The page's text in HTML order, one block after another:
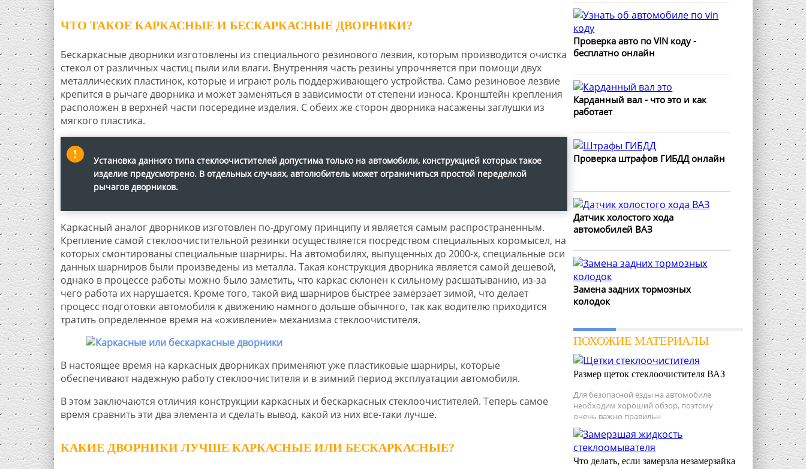
ЧТО ТАКОЕ КАРКАСНЫЕ И БЕСКАРКАСНЫЕ ДВОРНИКИ?
Бескаркасные дворники изготовлены из специального резинового лезвия, которым производится очистка
стекол от различных частиц пыли или влаги. Внутренняя часть резины упрочняется при помощи двух
металлических пластинок, которые и играют роль поддерживающего устройства. Само резиновое лезвие
крепится в рычаге дворника и может заменяться в зависимости от степени износа. Кронштейн крепления
расположен в верхней части посередине изделия. С обеих же сторон дворника насажены заглушки из
мягкого пластика.
Установка данного типа стеклоочистителей допустима только на автомобили, конструкцией которых такое
изделие предусмотрено. В отдельных случаях, автолюбитель может ограничиться простой переделкой
рычагов дворников.
Каркасный аналог дворников изготовлен по-другому принципу и является самым распространенным.
Крепление самой стеклоочистительной резинки осуществляется посредством специальных коромысел, на
которых смонтированы специальные шарниры. На автомобилях, выпущенных до 2000-х, специальные оси
данных шарниров были произведены из металла. Такая конструкция дворника является самой дешевой,
однако в процессе работы можно было заметить, что каркас склонен к сильному расшатыванию, из-за
чего работа их нарушается. Кроме того, такой вид шарниров быстрее замерзает зимой, что делает
процесс подготовки автомобиля к движению намного дольше обычного, так как водителю приходится
тратить определенное время на «оживление» механизма стеклоочистителя.
В настоящее время на каркасных дворниках применяют уже пластиковые шарниры, которые
обеспечивают надежную работу стеклоочистителя и в зимний период эксплуатации автомобиля.
В этом заключаются отличия конструкции каркасных и бескаркасных стеклоочистителей. Теперь самое
время сравнить эти два элемента и сделать вывод, какой из них все-таки лучше.
КАКИЕ ДВОРНИКИ ЛУЧШЕ КАРКАСНЫЕ ИЛИ БЕСКАРКАСНЫЕ?
Проверка авто по VIN коду -
бесплатно онлайн
Карданный вал - что это и как
работает
Проверка штрафов ГИБДД онлайн
Датчик холостого хода
автомобилей ВАЗ
Замена задних тормозных
колодок
ПОХОЖИЕ МАТЕРИАЛЫ
Размер щеток стеклоочистителя ВАЗ
Для безопасной езды на автомобиле
необходим хороший обзор, поэтому
очень важно правильн
Что делать, если замерзла незамерзайка